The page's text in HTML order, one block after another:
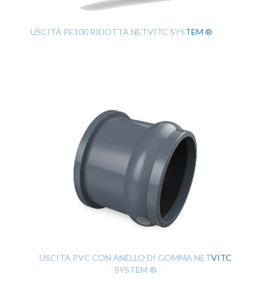
USCITA PE100 RIDOTTA NETVITC SYSTEM ®
USCITA PVC CON ANELLO DI GOMMA NETVITC
SYSTEM ®